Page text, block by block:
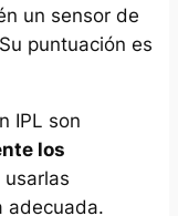
un sensor de
puntuación es
IPL son
los
usarlas
adecuada.